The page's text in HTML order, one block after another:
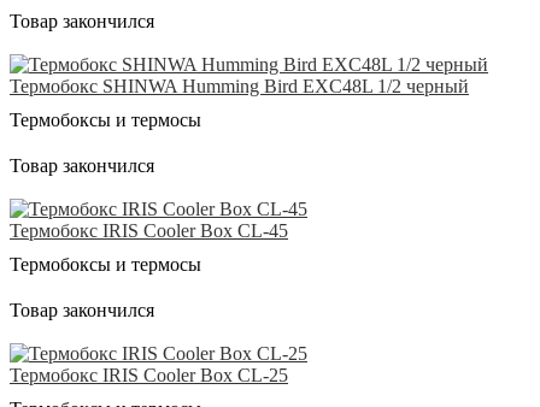
Товар закончился
Термобокс SHINWA Humming Bird EXC48L 1/2 черный
Термобоксы и термосы
Товар закончился
Термобокс IRIS Cooler Box CL-45
Термобоксы и термосы
Товар закончился
Термобокс IRIS Cooler Box CL-25